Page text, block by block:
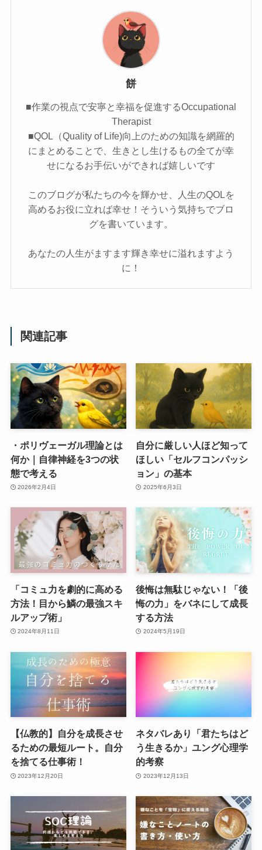
餅
■作業の視点で安寧と幸福を促進するOccupational
Therapist
■QOL（Quality of Life)向上のための知識を網羅的
にまとめることで、生きとし生けるもの全てが幸
せになるお手伝いができれば嬉しいです
このブログが私たちの今を輝かせ、人生のQOLを
高めるお役に立れば幸せ！そういう気持ちでブロ
グを書いています。
あなたの人生がますます輝き幸せに溢れますよう
に！
関連記事
・ポリヴェーガル理論とは
何か｜自律神経を3つの状
態で考える
2026年2月4日
自分に厳しい人ほど知って
ほしい「セルフコンパッシ
ョン」の基本
2025年6月3日
「コミュ力を劇的に高める
方法！目から鱗の最強スキ
ルアップ術」
2024年8月11日
後悔は無駄じゃない！「後
悔の力」をバネにして成長
する方法
2024年5月19日
【仏教的】自分を成長させ
るための最短ルート。自分
を捨てる仕事術！
2023年12月20日
ネタバレあり「君たちはど
う生きるか」ユング心理学
的考察
2023年12月13日